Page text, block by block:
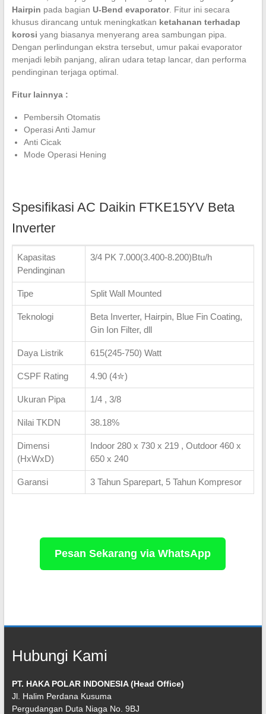
Hairpin pada bagian U-Bend evaporator. Fitur ini secara
khusus dirancang untuk meningkatkan ketahanan terhadap
korosi yang biasanya menyerang area sambungan pipa.
Dengan perlindungan ekstra tersebut, umur pakai evaporator
menjadi lebih panjang, aliran udara tetap lancar, dan performa
pendinginan terjaga optimal.
Fitur lainnya :
Pembersih Otomatis
Operasi Anti Jamur
Anti Cicak
Mode Operasi Hening
Spesifikasi AC Daikin FTKE15YV Beta
Inverter
Kapasitas
Pendinginan
3/4 PK 7.000(3.400-8.200)Btu/h
Tipe Split Wall Mounted
Teknologi
Beta Inverter, Hairpin, Blue Fin Coating,
Gin Ion Filter, dll
Daya Listrik 615(245-750) Watt
CSPF Rating 4.90 (4✮)
Ukuran Pipa 1/4 , 3/8
Nilai TKDN 38.18%
Dimensi
(HxWxD)
Indoor 280 x 730 x 219 , Outdoor 460 x
650 x 240
Garansi 3 Tahun Sparepart, 5 Tahun Kompresor
Pesan Sekarang via WhatsApp
Hubungi Kami
PT. HAKA POLAR INDONESIA (Head Office)
Jl. Halim Perdana Kusuma
Pergudangan Duta Niaga No. 9BJ